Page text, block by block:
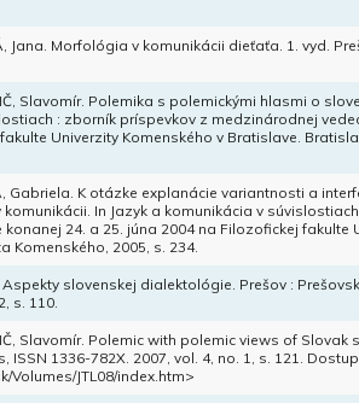
Jana. Morfológia v komunikácii dieťaťa. 1. vyd.
Slavomír. Polemika s polemickými hlasmi o
: zborník príspevkov z medzinárodnej
Univerzity Komenského v Bratislave.
Gabriela. K otázke explanácie variantnosti a
In Jazyk a komunikácia v
konanej 24. a 25. júna 2004 na Filozofickej fakulte
Komenského, 2005, s. 234.
Aspekty slovenskej dialektológie. Prešov :
s. 110.
Slavomír. Polemic with polemic views of
ISSN 1336-782X. 2007, vol. 4, no. 1, s. 121.
Volumes/JTL08/index.htm>